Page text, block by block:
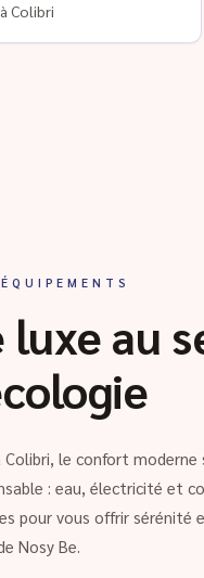
Colibri
luxe au
Colibri, le confort
: eau, électricité et
pour vous offrir sérénité
Nosy Be.